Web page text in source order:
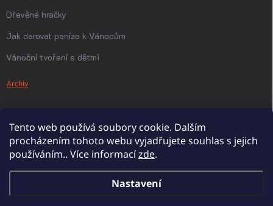
Tento web používá soubory cookie. Dalším
procházením tohoto webu vyjadřujete souhlas s jejich
používáním.. Více informacízde.
Nastavení
Dřevěné hračky
Jak darovat peníze k Vánocům
Vánoční tvoření s dětmi
Archiv